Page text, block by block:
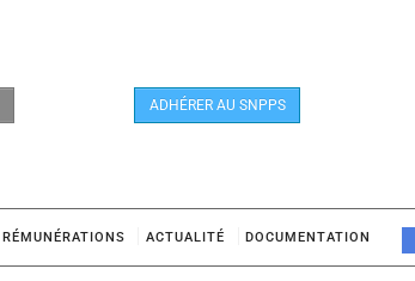
RÉMUNÉRATIONS ACTUALITÉ DOCUMENTATION
ADHÉRER AU SNPPS